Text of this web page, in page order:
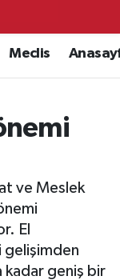
Meclis
ve Meslek
El
gelişimden
kadar geniş bir